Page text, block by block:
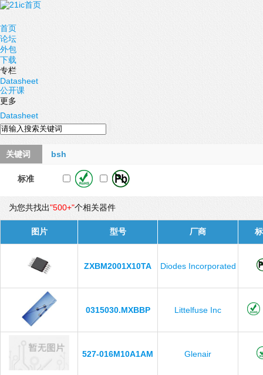
首页
论坛
外包
下载
专栏
Datasheet
公开课
更多
Datasheet
关键词 bsh
标准
为您共找出"500+"个相关器件
图片 型号 厂商
ZXBM2001X10TA Diodes Incorporated
0315030.MXBBP Littelfuse Inc
527-016M10A1AM Glenair